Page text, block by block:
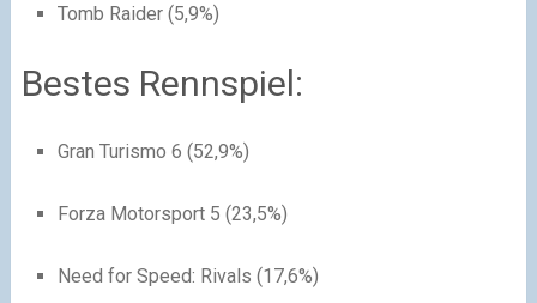
Tomb Raider (5,9%)
Bestes Rennspiel:
Gran Turismo 6 (52,9%)
Forza Motorsport 5 (23,5%)
Need for Speed: Rivals (17,6%)